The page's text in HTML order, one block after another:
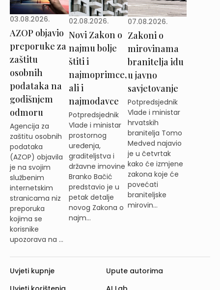
03.08.2026.
AZOP objavio
preporuke za
zaštitu
osobnih
podataka na
godišnjem
odmoru
Agencija za
zaštitu osobnih
podataka
(AZOP) objavila
je na svojim
službenim
internetskim
stranicama niz
preporuka
kojima se
korisnike
upozorava na ...
02.08.2026.
Novi Zakon o
najmu bolje
štiti i
najmoprimce,
ali i
najmodavce
Potpredsjednik
Vlade i ministar
prostornog
uređenja,
graditeljstva i
državne imovine
Branko Bačić
predstavio je u
petak detalje
novog Zakona o
najm...
07.08.2026.
Zakoni o
mirovinama
branitelja idu
u javno
savjetovanje
Potpredsjednik
Vlade i ministar
hrvatskih
branitelja Tomo
Medved najavio
je u četvrtak
kako će izmjene
zakona koje će
povećati
braniteljske
mirovin...
Uvjeti kupnje
Upute autorima